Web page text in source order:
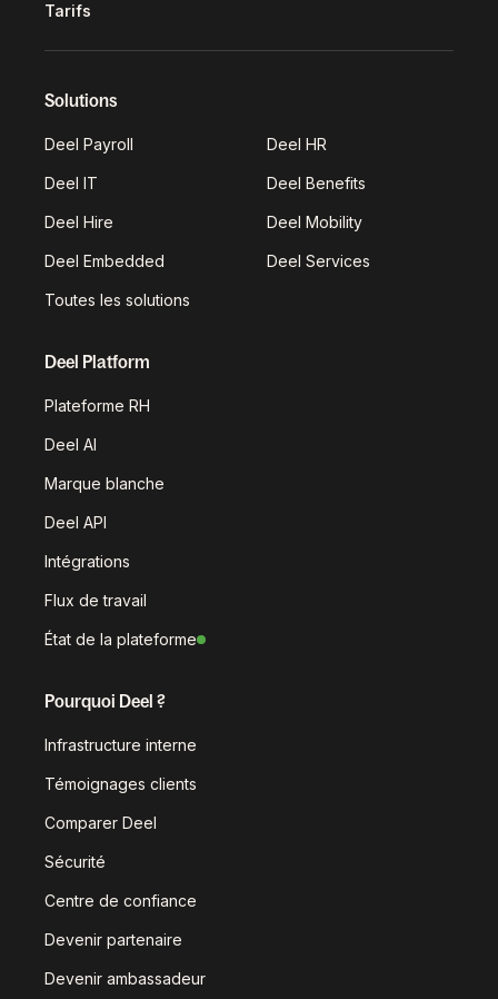
Tarifs
Solutions
Deel Payroll Deel HR
Deel IT Deel Benefits
Deel Hire Deel Mobility
Deel Embedded Deel Services
Toutes les solutions
Deel Platform
Plateforme RH
Deel AI
Marque blanche
Deel API
Intégrations
Flux de travail
État de la plateforme
Pourquoi Deel ?
Infrastructure interne
Témoignages clients
Comparer Deel
Sécurité
Centre de confiance
Devenir partenaire
Devenir ambassadeur